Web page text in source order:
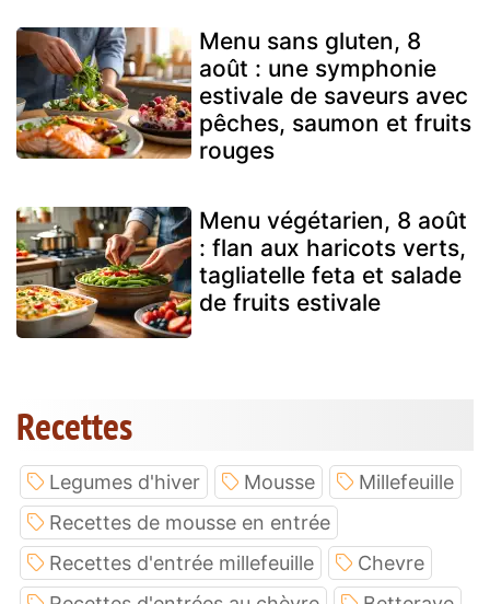
Menu sans gluten, 8
août : une symphonie
estivale de saveurs avec
pêches, saumon et fruits
rouges
Menu végétarien, 8 août
: flan aux haricots verts,
tagliatelle feta et salade
de fruits estivale
Recettes
Legumes d'hiver Mousse
Millefeuille
Recettes de mousse en entrée
Recettes d'entrée millefeuille
Chevre